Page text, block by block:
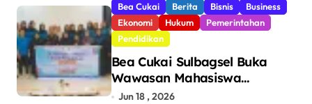
Bea Cukai Berita Bisnis
Business
Ekonomi
Hukum
Pemerintahan
Pendidikan
Bea Cukai Sulbagsel Buka
Wawasan Mahasiswa
Politeknik Bosowa tentang
Jun 18 , 2026